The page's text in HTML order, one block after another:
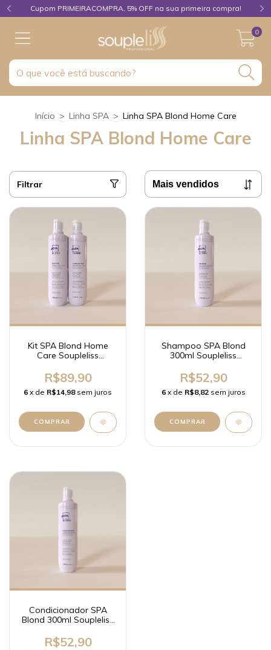
Cupom PRIMEIRACOMPRA, 5% OFF na sua primeira compra!
0
Início > Linha SPA > Linha SPA Blond Home Care
Linha SPA Blond Home Care
Filtrar
Kit SPA Blond Home
Care Soupleliss
R$89,90
6 x de R$14,98 sem juros
Shampoo SPA Blond
300ml Soupleliss
R$52,90
6 x de R$8,82 sem juros
Condicionador SPA
Blond 300ml Soupleliss
R$52,90